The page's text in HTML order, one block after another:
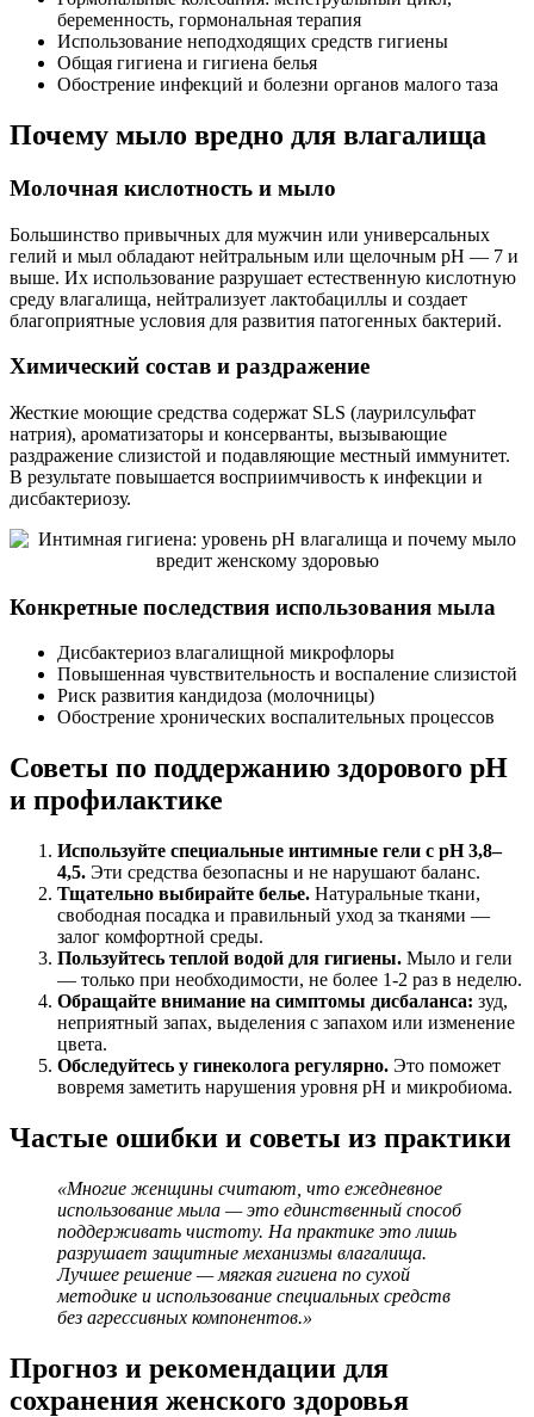
беременность, гормональная терапия
Использование неподходящих средств гигиены
Общая гигиена и гигиена белья
Обострение инфекций и болезни органов малого таза
Почему мыло вредно для влагалища
Молочная кислотность и мыло
Большинство привычных для мужчин или универсальных
гелий и мыл обладают нейтральным или щелочным pH — 7 и
выше. Их использование разрушает естественную кислотную
среду влагалища, нейтрализует лактобациллы и создает
благоприятные условия для развития патогенных бактерий.
Химический состав и раздражение
Жесткие моющие средства содержат SLS (лаурилсульфат
натрия), ароматизаторы и консерванты, вызывающие
раздражение слизистой и подавляющие местный иммунитет.
В результате повышается восприимчивость к инфекции и
дисбактериозу.
Конкретные последствия использования мыла
Дисбактериоз влагалищной микрофлоры
Повышенная чувствительность и воспаление слизистой
Риск развития кандидоза (молочницы)
Обострение хронических воспалительных процессов
Советы по поддержанию здорового pH
и профилактике
Используйте специальные интимные гели с pH 3,8–
4,5. Эти средства безопасны и не нарушают баланс.
Тщательно выбирайте белье. Натуральные ткани,
свободная посадка и правильный уход за тканями —
залог комфортной среды.
Пользуйтесь теплой водой для гигиены. Мыло и гели
— только при необходимости, не более 1-2 раз в неделю.
Обращайте внимание на симптомы дисбаланса: зуд,
неприятный запах, выделения с запахом или изменение
цвета.
Обследуйтесь у гинеколога регулярно. Это поможет
вовремя заметить нарушения уровня pH и микробиома.
Частые ошибки и советы из практики
«Многие женщины считают, что ежедневное
использование мыла — это единственный способ
поддерживать чистоту. На практике это лишь
разрушает защитные механизмы влагалища.
Лучшее решение — мягкая гигиена по сухой
методике и использование специальных средств
без агрессивных компонентов.»
Прогноз и рекомендации для
сохранения женского здоровья